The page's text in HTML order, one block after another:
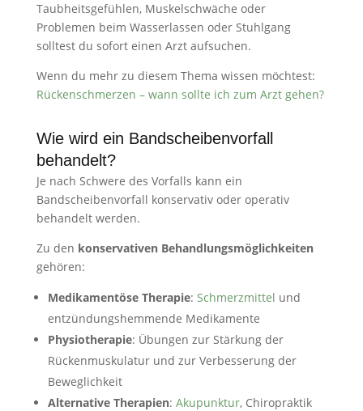
Taubheitsgefühlen, Muskelschwäche oder
Problemen beim Wasserlassen oder Stuhlgang
solltest du sofort einen Arzt aufsuchen.
Wenn du mehr zu diesem Thema wissen möchtest:
Rückenschmerzen – wann sollte ich zum Arzt gehen?
Wie wird ein Bandscheibenvorfall
behandelt?
Je nach Schwere des Vorfalls kann ein
Bandscheibenvorfall konservativ oder operativ
behandelt werden.
Zu den konservativen Behandlungsmöglichkeiten
gehören:
Medikamentöse Therapie: Schmerzmittel und
entzündungshemmende Medikamente
Physiotherapie: Übungen zur Stärkung der
Rückenmuskulatur und zur Verbesserung der
Beweglichkeit
Alternative Therapien: Akupunktur, Chiropraktik